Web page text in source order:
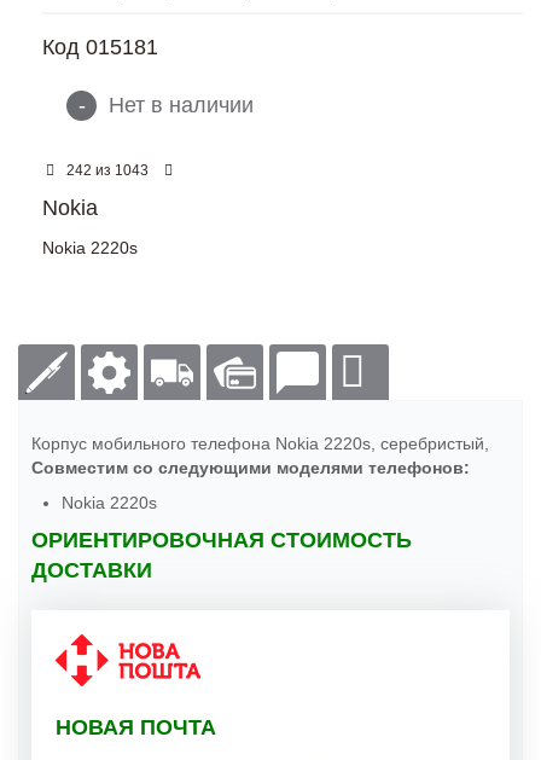
Код 015181
- Нет в наличии
242 из 1043
Nokia
Nokia 2220s
Корпус мобильного телефона Nokia 2220s, серебристый,
Совместим со следующими моделями телефонов:
Nokia 2220s
ОРИЕНТИРОВОЧНАЯ СТОИМОСТЬ
ДОСТАВКИ
НОВАЯ ПОЧТА